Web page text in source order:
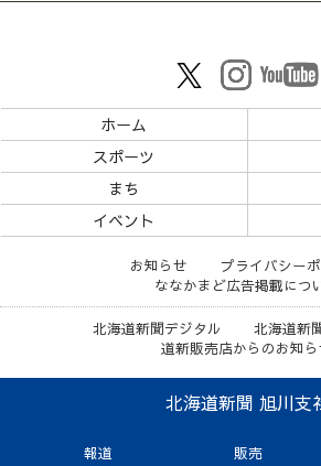
ホーム
スポーツ
まち
イベント
お知らせ
プライバシー
ななかまど広告掲載につ
北海道新聞デジタル
北海道新
道新販売店からのお知ら
北海道新聞 旭川支
報道
販売